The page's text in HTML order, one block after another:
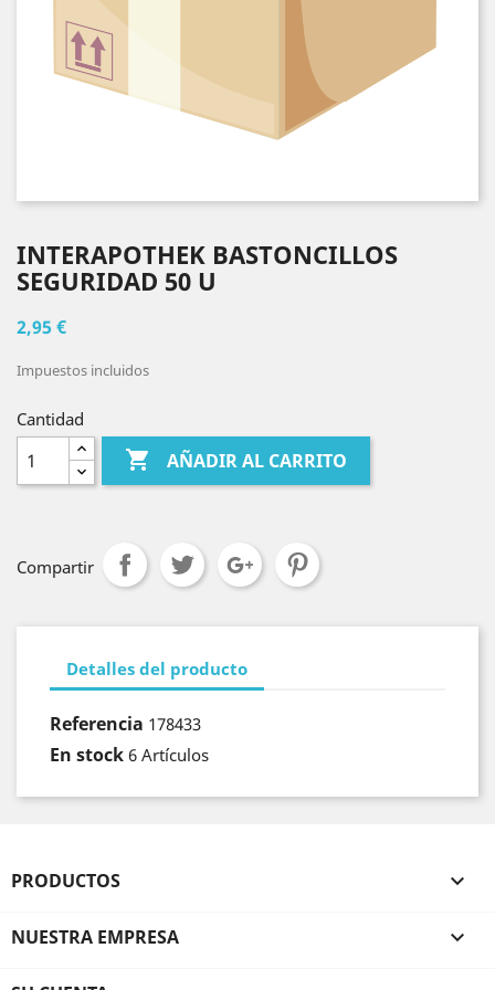
INTERAPOTHEK BASTONCILLOS
SEGURIDAD 50 U
2,95 €
Impuestos incluidos
Cantidad
 AÑADIR AL CARRITO
Compartir
Detalles del producto
Referencia 178433
En stock 6 Artículos
PRODUCTOS 
NUESTRA EMPRESA 